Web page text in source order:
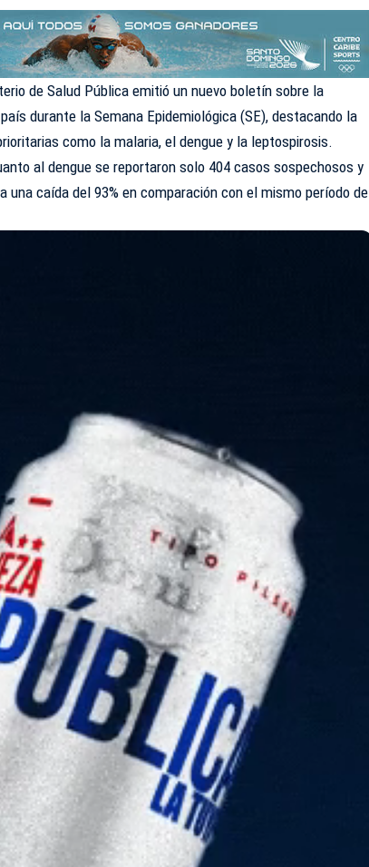
de Salud Públicaemitió un nuevo boletín sobre la
durante la Semana Epidemiológica (SE), destacando la
como la malaria, el dengue y la leptospirosis.
al dengue se reportaron solo 404 casos sospechosos y
una caída del 93% en comparación con el mismo período de